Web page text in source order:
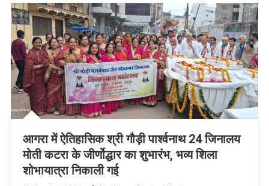
आगरा में ऐतिहासिक श्री गौड़ी पार्श्वनाथ 24 जिनालय
मोती कटरा के जीर्णोद्धार का शुभारंभ, भव्य शिला
शोभायात्रा निकाली गई